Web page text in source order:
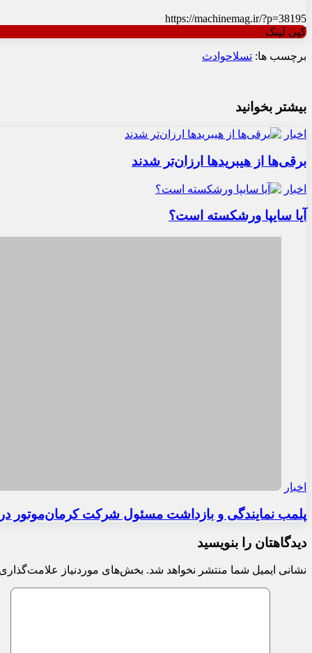
https://machinemag.ir/?p=38195
کپی لینک
برچسب ها: تسلاحوادث
بیشتر بخوانید
اخبار
برقی‌ها از هیبریدها ارزان‌تر شدند
اخبار
آیا سایپا ورشکسته است؟
ذخیره نام، ایمیل و وبسایت من در مرورگر برای زمانی که